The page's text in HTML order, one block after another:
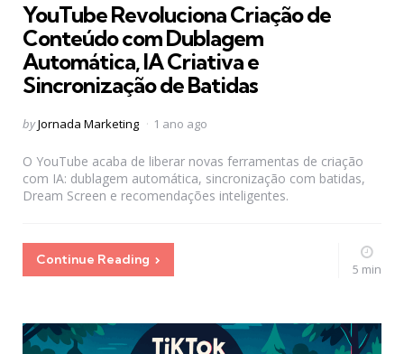
YouTube Revoluciona Criação de
Conteúdo com Dublagem
Automática, IA Criativa e
Sincronização de Batidas
Posted
byJornada Marketing 1 ano ago
O YouTube acaba de liberar novas ferramentas de criação
com IA: dublagem automática, sincronização com batidas,
Dream Screen e recomendações inteligentes.
Continue Reading
5 min